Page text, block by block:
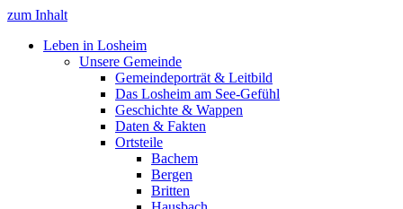
zum Inhalt
Leben in Losheim
Unsere Gemeinde
Gemeindeporträt & Leitbild
Das Losheim am See-Gefühl
Geschichte & Wappen
Daten & Fakten
Ortsteile
Bachem
Bergen
Britten